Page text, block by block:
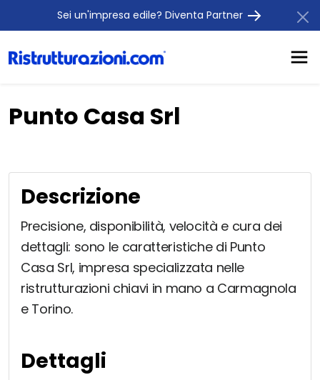
Sei un'impresa edile? Diventa Partner
Punto Casa Srl
Descrizione
Precisione, disponibilità, velocità e cura dei
dettagli: sono le caratteristiche di Punto
Casa Srl, impresa specializzata nelle
ristrutturazioni chiavi in mano a Carmagnola
e Torino.
Dettagli